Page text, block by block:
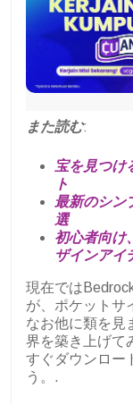
また読む:
宝を見つけ
ト
最新のシン
選
初心者向け
ザインアイ
現在では
が、ポケットサ
なお他に類を見
界を築き上げて
すぐダウンロー
う。.